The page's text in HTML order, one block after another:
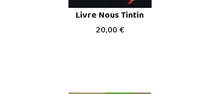
20,00 €
Livre Nous Tintin